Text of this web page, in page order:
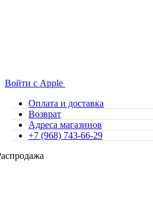
Войти с Apple
Оплата и доставка
Возврат
Адреса магазинов
+7 (968) 743-66-29